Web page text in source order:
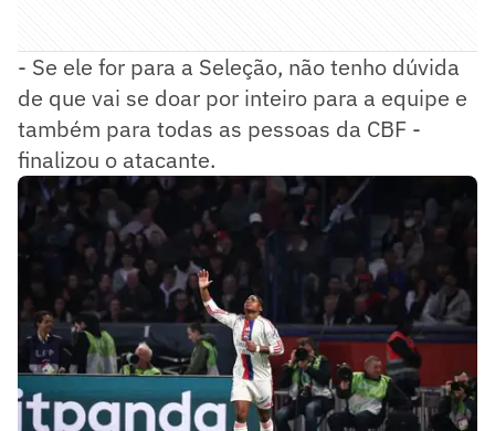
- Se ele for para a Seleção, não tenho dúvida
de que vai se doar por inteiro para a equipe e
também para todas as pessoas da CBF -
finalizou o atacante.